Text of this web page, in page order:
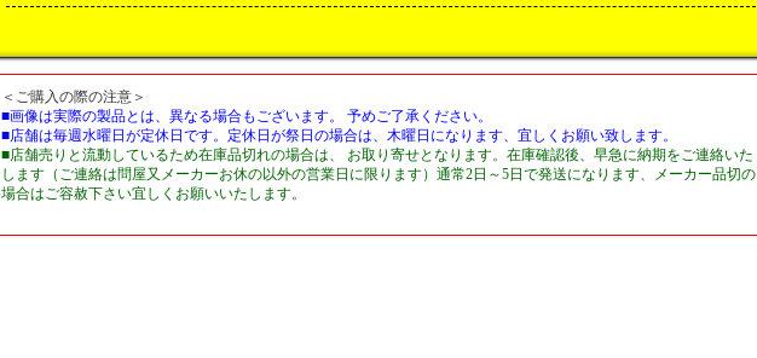
＜ご購入の際の注意＞
■画像は実際の製品とは、異なる場合もございます。 予めご了承ください。
■店舗は毎週水曜日が定休日です。定休日が祭日の場合は、木曜日になります、宜しくお願い致します。
■店舗売りと流動しているため在庫品切れの場合は、 お取り寄せとなります。在庫確認後、早急に納期をご連絡いた
します（ご連絡は問屋又メーカーお休の以外の営業日に限ります）通常2日～5日で発送になります、メーカー品切の
場合はご容赦下さい宜しくお願いいたします。